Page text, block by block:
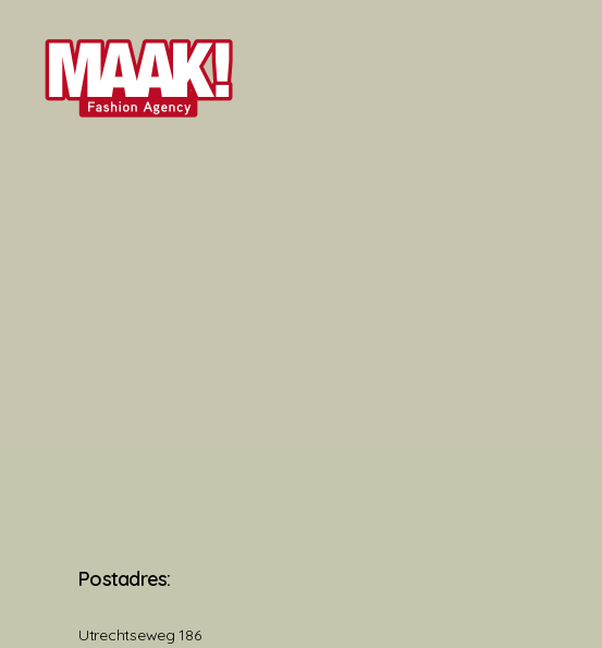
Postadres:
Utrechtseweg 186